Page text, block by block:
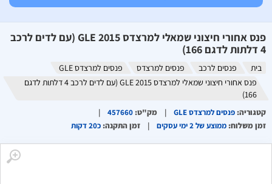
פנס אחורי חיצוני שמאלי למרצדס GLE 2015 (עם לדים לרכב
4 דלתות לדגם 166)
בית פנסים לרכב פנסים למרצדס
פנסים למרצדס GLE
פנס אחורי חיצוני שמאלי למרצדס GLE 2015 (עם לדים לרכב 4 דלתות לדגם
166)
קטגוריה:פנסים למרצדס GLE מק"ט:
זמן משלוח:ממוצע של 2 ימי עסקים זמן התקנה:כ20 דקות